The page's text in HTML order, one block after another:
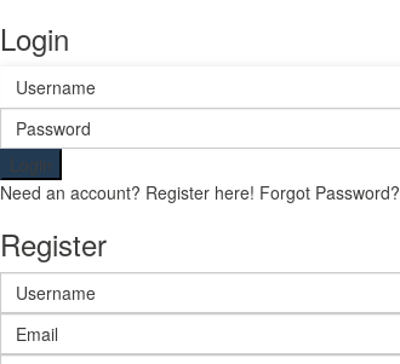
Login
Login
Need an account? Register here! Forgot Password?
Register